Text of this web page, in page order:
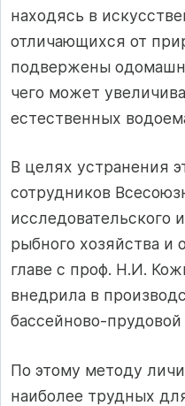
находясь в
отличающихся от
подвержены
чего может
естественных
В целях устранения
сотрудников
исследовательского
рыбного хозяйства и
главе с проф. Н.И.
внедрила в
бассейново-
По этому методу
наиболее трудных